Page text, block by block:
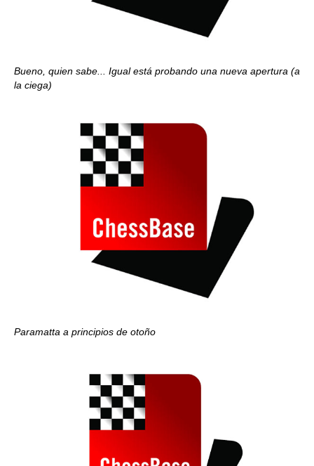
Bueno, quien sabe... Igual está probando una nueva apertura (a
la ciega)
Paramatta a principios de otoño